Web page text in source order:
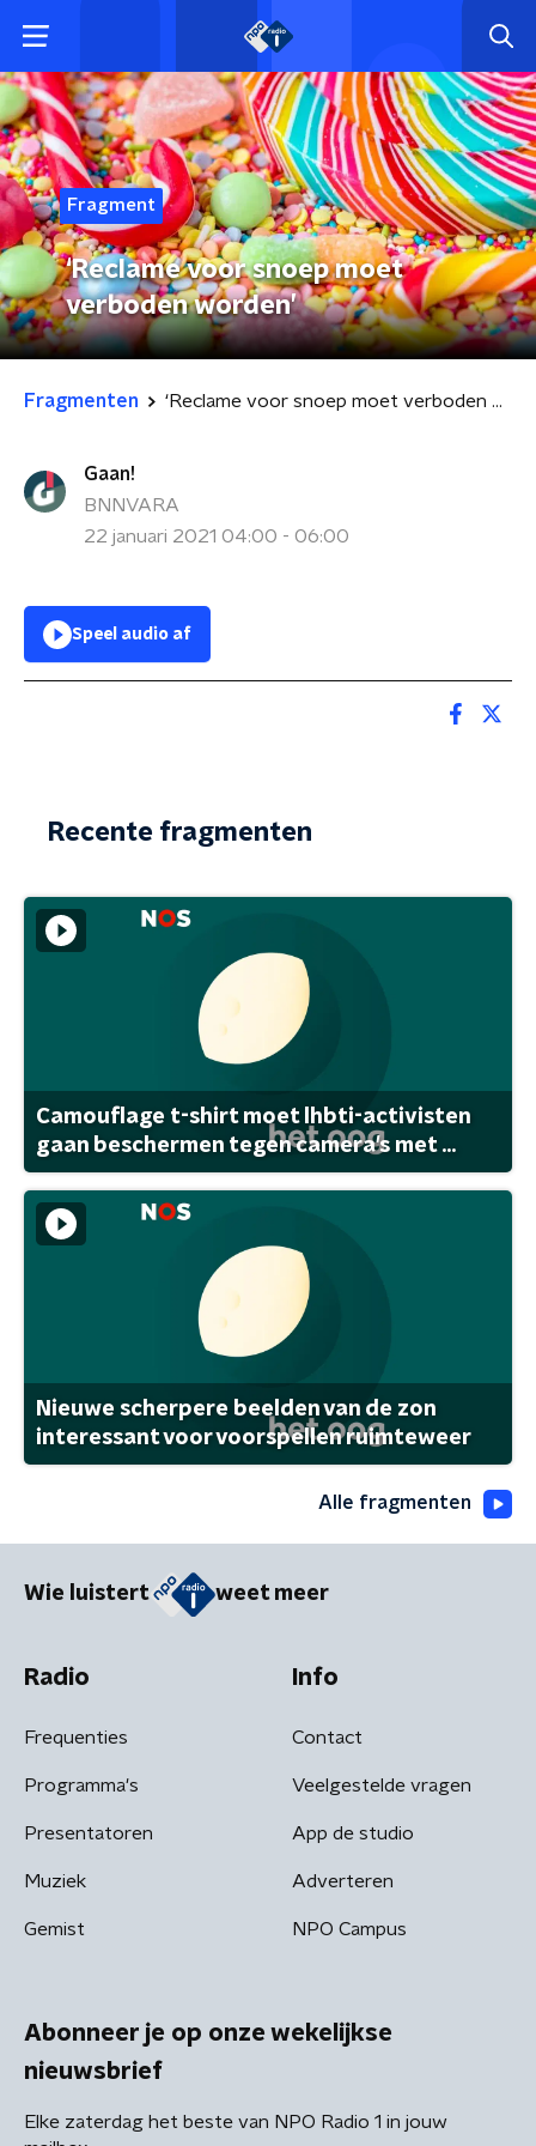
Fragment
‘Reclame voor snoep moet
verboden worden’
Fragmenten ‘Reclame voor snoep moet verboden worden’
Gaan!
BNNVARA
22 januari 2021 04:00 - 06:00
Speel audio af
Recente fragmenten
Camouflage t-shirt moet lhbti-activisten
gaan beschermen tegen camera's met ...
Nieuwe scherpere beelden van de zon
interessant voor voorspellen ruimteweer
Alle fragmenten
Wie luistert weet meer
Radio
Frequenties
Programma's
Presentatoren
Muziek
Gemist
Info
Contact
Veelgestelde vragen
App de studio
Adverteren
NPO Campus
Abonneer je op onze wekelijkse
nieuwsbrief
Elke zaterdag het beste van NPO Radio 1 in jouw